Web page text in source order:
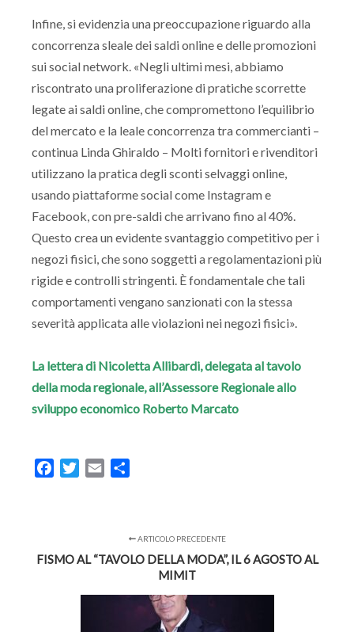
Infine, si evidenzia una preoccupazione riguardo alla
concorrenza sleale dei saldi online e delle promozioni
sui social network. «Negli ultimi mesi, abbiamo
riscontrato una proliferazione di pratiche scorrette
legate ai saldi online, che compromettono l’equilibrio
del mercato e la leale concorrenza tra commercianti –
continua Linda Ghiraldo – Molti fornitori e rivenditori
utilizzano la pratica degli sconti selvaggi online,
usando piattaforme social come Instagram e
Facebook, con pre-saldi che arrivano fino al 40%.
Questo crea un evidente svantaggio competitivo per i
negozi fisici, che sono soggetti a regolamentazioni più
rigide e controlli stringenti. È fondamentale che tali
comportamenti vengano sanzionati con la stessa
severità applicata alle violazioni nei negozi fisici».
La lettera di Nicoletta Allibardi, delegata al tavolo
della moda regionale, all’Assessore Regionale allo
sviluppo economico Roberto Marcato
FacebookTwitterEmail
ARTICOLO PRECEDENTE
FISMO AL “TAVOLO DELLA MODA”, IL 6 AGOSTO AL
MIMIT